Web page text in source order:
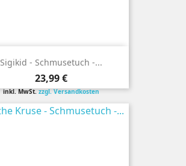
Sigikid - Schmusetuch -...
Preis
23,99 €
inkl. MwSt.zzgl. Versandkosten